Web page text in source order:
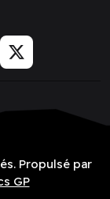
Propulsé par
GP